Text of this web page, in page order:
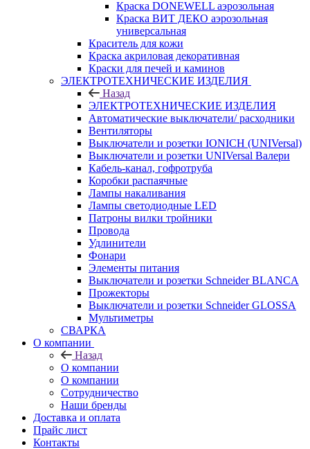
Краска DONEWELL аэрозольная
Краска ВИТ ДЕКО аэрозольная
универсальная
Краситель для кожи
Краска акриловая декоративная
Краски для печей и каминов
ЭЛЕКТРОТЕХНИЧЕСКИЕ ИЗДЕЛИЯ
Назад
ЭЛЕКТРОТЕХНИЧЕСКИЕ ИЗДЕЛИЯ
Автоматические выключатели/ расходники
Вентиляторы
Выключатели и розетки IONICH (UNIVersal)
Выключатели и розетки UNIVersal Валери
Кабель-канал, гофротруба
Коробки распаячные
Лампы накаливания
Лампы светодиодные LED
Патроны вилки тройники
Провода
Удлинители
Фонари
Элементы питания
Выключатели и розетки Schneider BLANCA
Прожекторы
Выключатели и розетки Schneider GLOSSA
Мультиметры
СВАРКА
О компании
Назад
О компании
О компании
Сотрудничество
Наши бренды
Доставка и оплата
Прайс лист
Контакты